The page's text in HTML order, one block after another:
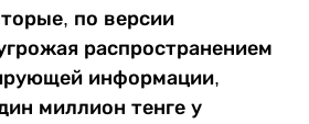
по версии
распространением
информации,
миллион тенге у